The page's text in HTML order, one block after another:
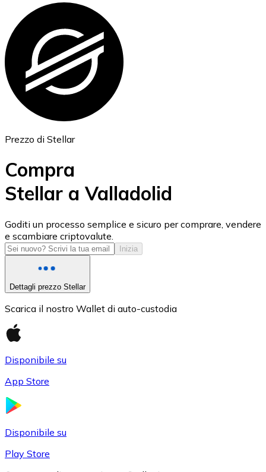
Ethereum
ETH
USD Coin
USDC
Prezzo di Stellar
Compra
Stellar a Valladolid
Goditi un processo semplice e sicuro per comprare, vendere
e scambiare criptovalute.
Inizia
Dettagli prezzo Stellar
Scarica il nostro Wallet di auto-custodia
Disponibile su
App Store
Disponibile su
Play Store